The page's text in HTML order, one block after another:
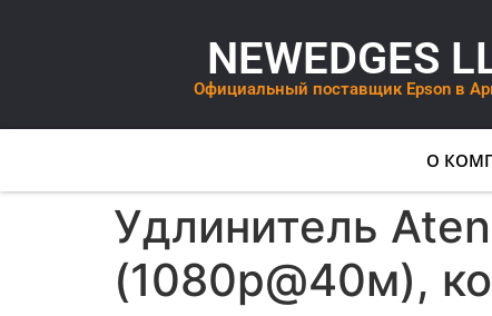
NEWEDGES
Официальный поставщик Epson в
О
Удлинитель
(1080p@40м),